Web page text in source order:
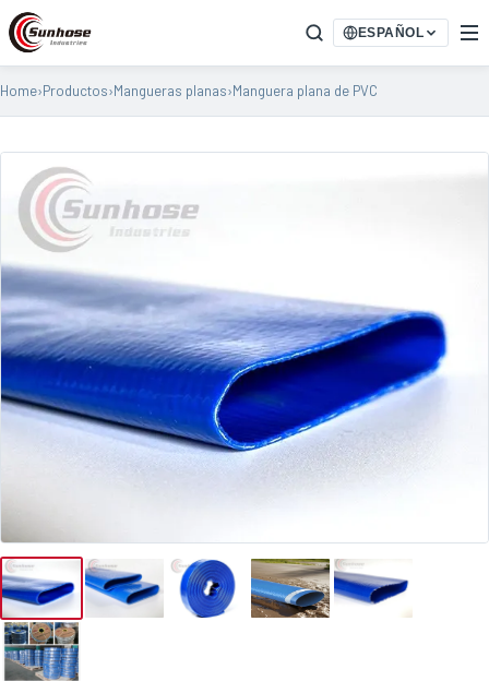
ESPAÑOL
Home›Productos›Mangueras planas›Manguera plana de PVC